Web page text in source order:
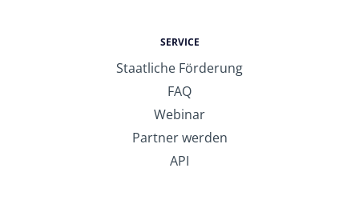
SERVICE
Staatliche Förderung
FAQ
Webinar
Partner werden
API